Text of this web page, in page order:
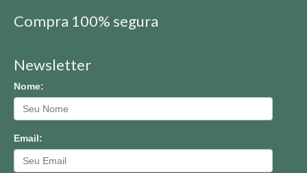
Compra 100% segura
Newsletter
Nome:
Email: